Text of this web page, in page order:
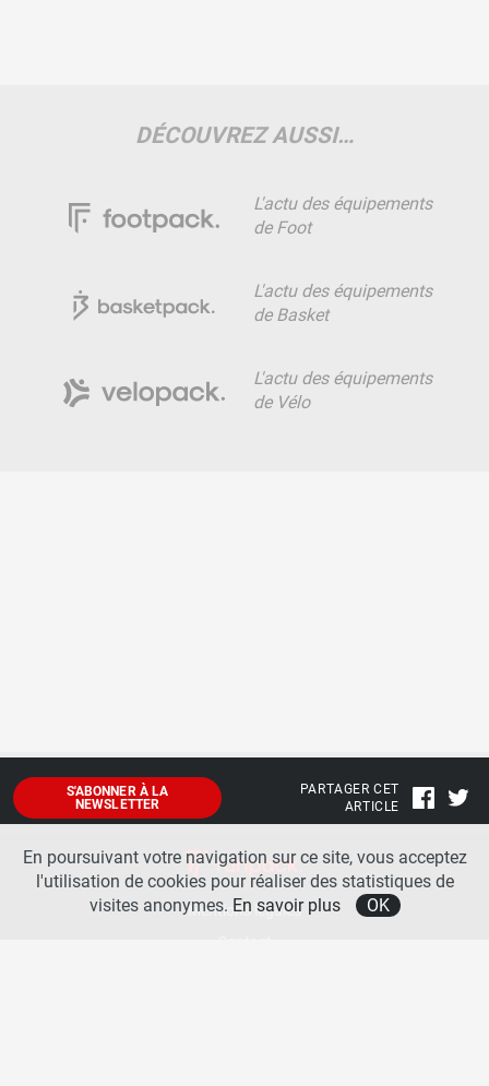
DÉCOUVREZ AUSSI…
L'actu des équipements
de Foot
L'actu des équipements
de Basket
L'actu des équipements
de Vélo
S'ABONNER À LA
NEWSLETTER
PARTAGER CET
ARTICLE
Mentions légales
En poursuivant votre navigation sur ce site, vous acceptez
l'utilisation de cookies pour réaliser des statistiques de
visites anonymes. En savoir plus OK